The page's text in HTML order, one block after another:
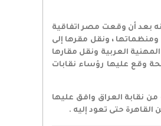
انه بعد أن وقعت مصر اتفاقية
، ونقل مقرها إلى
العربية ونقل مقارها
تجمع مهني يحكمه نظام اساسى ولائحة وقع عليها رؤساء نقابات
من نقابة العراق وافق عليها
القاهرة حتى تعود إليه .